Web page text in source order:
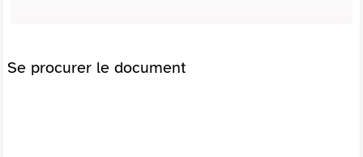
Se procurer le document